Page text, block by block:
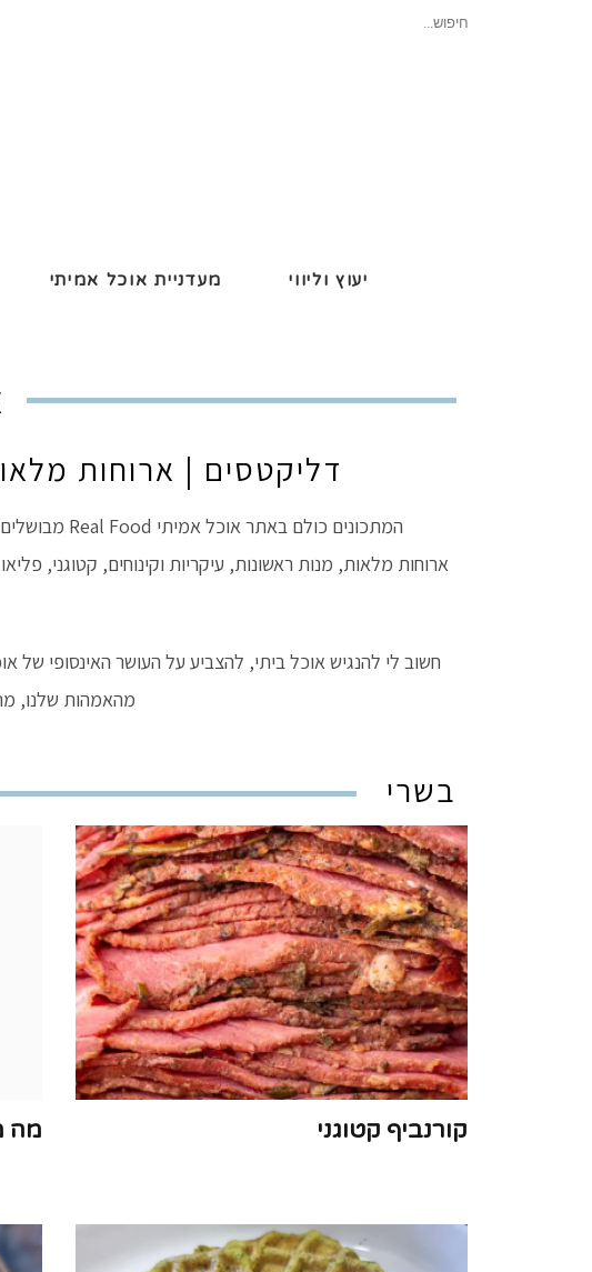
חיפוש
יעוץ וליווי מעדניית אוכל אמיתי
דליקטסים | ארוחות
המתכונים כולם באתר אוכל אמיתי Real Food מבושלים ללא גלוטן, ללא תוספת סוכרים מעובדים, עשויים חומרים טבעיים בלבד לפי מיטב המסורות והעדות.
ארוחות מלאות, מנות ראשונות, עיקריות וקינוחים, קטוגני,
חשוב לי להנגיש אוכל ביתי, להצביע על העושר האינסופי
מהאמהות שלנו,
בשרי
קורנביף קטוגני מה